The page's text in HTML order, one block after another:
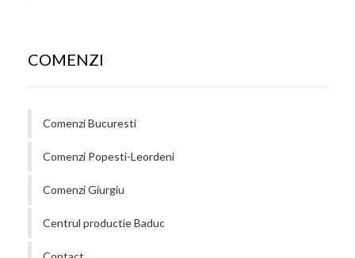
COMENZI
Comenzi Bucuresti
Comenzi Popesti-Leordeni
Comenzi Giurgiu
Centrul productie Baduc